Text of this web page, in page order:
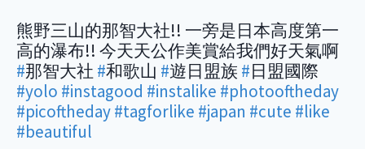
熊野三山的那智大社!! 一旁是日本高度第一
高的瀑布!! 今天天公作美賞給我們好天氣啊
#那智大社#和歌山 #遊日盟族 #日盟國際
#yolo #instagood #instalike #photooftheday
#picoftheday#tagforlike #japan #cute #like
#beautiful